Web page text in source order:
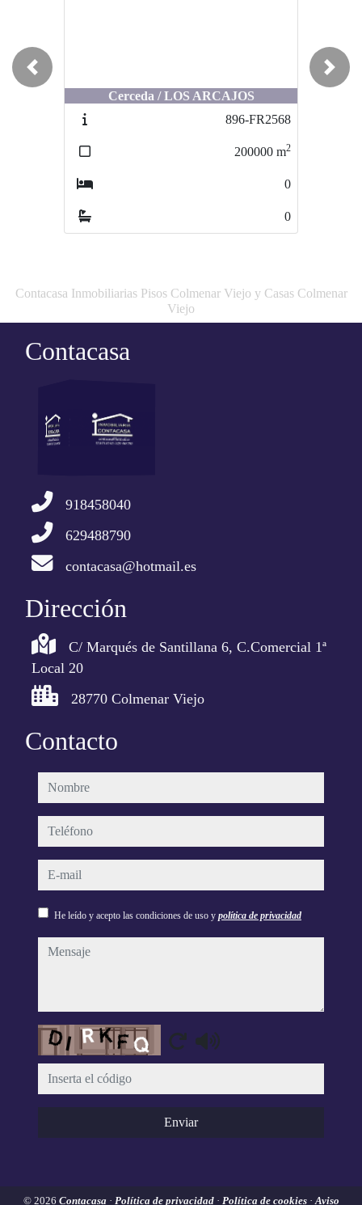
Cerceda / LOS ARCAJOS
896-FR2568
200000m2
San Agustín del Guadalix / valdelagua
Previous Next
Contacasa Inmobiliarias Pisos Colmenar Viejo y Casas Colmenar
Viejo
Contacasa
918458040
629488790
contacasa@hotmail.es
Dirección
C/ Marqués de Santillana 6, C.Comercial 1ª
Local 20
28770 Colmenar Viejo
Contacto
nombre
teléfono
e-mail
He leído y acepto las condiciones de uso y política de privacidad
mensaje
Captcha
Enviar
© 2026 Contacasa · Política de privacidad · Política de cookies ·Aviso